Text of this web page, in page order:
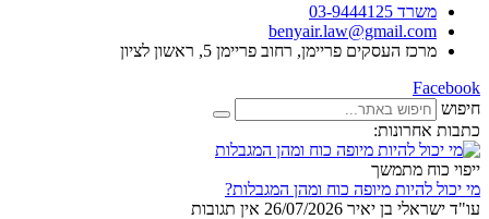
משרד 03-9444125
benyair.law@gmail.com
מרכז העסקים פריימן, רחוב פריימן 5, ראשון לציון
Facebook
חיפוש
כתבות אחרונות:
ייפוי כוח מתמשך
מי יכול להיות מיופה כוח ומהן המגבלות?
עו"ד ישראלי בן יאיר 26/07/2026 אין תגובות